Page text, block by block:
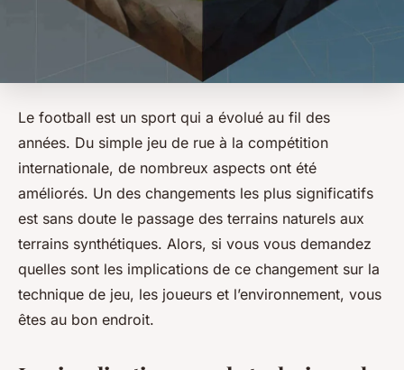
Le football est un sport qui a évolué au fil des
années. Du simple jeu de rue à la compétition
internationale, de nombreux aspects ont été
améliorés. Un des changements les plus significatifs
est sans doute le passage des terrains naturels aux
terrains synthétiques. Alors, si vous vous demandez
quelles sont les implications de ce changement sur la
technique de jeu, les joueurs et l’environnement, vous
êtes au bon endroit.